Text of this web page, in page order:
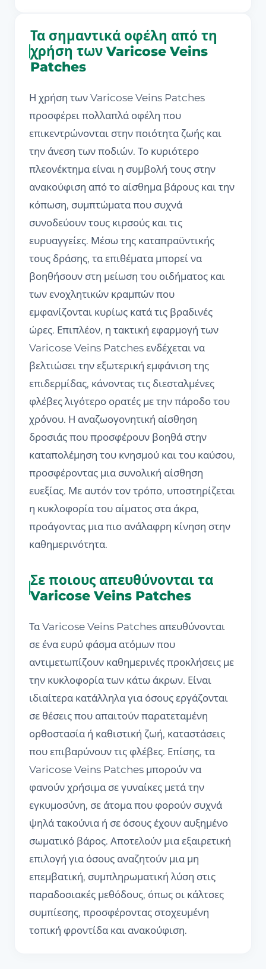
Τα σημαντικά οφέλη από τη
χρήση των Varicose Veins
Patches
Η χρήση των Varicose Veins Patches
προσφέρει πολλαπλά οφέλη που
επικεντρώνονται στην ποιότητα ζωής και
την άνεση των ποδιών. Το κυριότερο
πλεονέκτημα είναι η συμβολή τους στην
ανακούφιση από το αίσθημα βάρους και την
κόπωση, συμπτώματα που συχνά
συνοδεύουν τους κιρσούς και τις
ευρυαγγείες. Μέσω της καταπραϋντικής
τους δράσης, τα επιθέματα μπορεί να
βοηθήσουν στη μείωση του οιδήματος και
των ενοχλητικών κραμπών που
εμφανίζονται κυρίως κατά τις βραδινές
ώρες. Επιπλέον, η τακτική εφαρμογή των
Varicose Veins Patches ενδέχεται να
βελτιώσει την εξωτερική εμφάνιση της
επιδερμίδας, κάνοντας τις διεσταλμένες
φλέβες λιγότερο ορατές με την πάροδο του
χρόνου. Η αναζωογονητική αίσθηση
δροσιάς που προσφέρουν βοηθά στην
καταπολέμηση του κνησμού και του καύσου,
προσφέροντας μια συνολική αίσθηση
ευεξίας. Με αυτόν τον τρόπο, υποστηρίζεται
η κυκλοφορία του αίματος στα άκρα,
προάγοντας μια πιο ανάλαφρη κίνηση στην
καθημερινότητα.
Σε ποιους απευθύνονται τα
Varicose Veins Patches
Τα Varicose Veins Patches απευθύνονται
σε ένα ευρύ φάσμα ατόμων που
αντιμετωπίζουν καθημερινές προκλήσεις με
την κυκλοφορία των κάτω άκρων. Είναι
ιδιαίτερα κατάλληλα για όσους εργάζονται
σε θέσεις που απαιτούν παρατεταμένη
ορθοστασία ή καθιστική ζωή, καταστάσεις
που επιβαρύνουν τις φλέβες. Επίσης, τα
Varicose Veins Patches μπορούν να
φανούν χρήσιμα σε γυναίκες μετά την
εγκυμοσύνη, σε άτομα που φορούν συχνά
ψηλά τακούνια ή σε όσους έχουν αυξημένο
σωματικό βάρος. Αποτελούν μια εξαιρετική
επιλογή για όσους αναζητούν μια μη
επεμβατική, συμπληρωματική λύση στις
παραδοσιακές μεθόδους, όπως οι κάλτσες
συμπίεσης, προσφέροντας στοχευμένη
τοπική φροντίδα και ανακούφιση.